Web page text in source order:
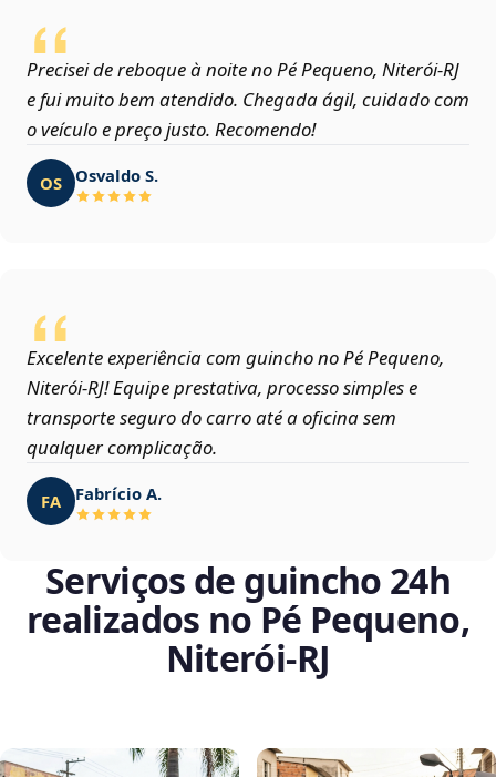
Precisei de reboque à noite no Pé Pequeno, Niterói‑RJ
e fui muito bem atendido. Chegada ágil, cuidado com
o veículo e preço justo. Recomendo!
OS Osvaldo S.
Excelente experiência com guincho no Pé Pequeno,
Niterói‑RJ! Equipe prestativa, processo simples e
transporte seguro do carro até a oficina sem
qualquer complicação.
FA Fabrício A.
Serviços de guincho 24h
realizados no Pé Pequeno,
Niterói‑RJ